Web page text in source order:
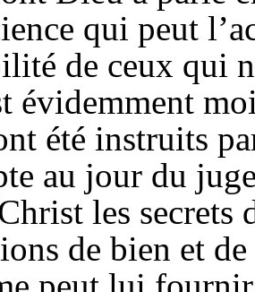
qui peut
de ceux qui
évidemment
été instruits
au jour du
les secrets
de bien et